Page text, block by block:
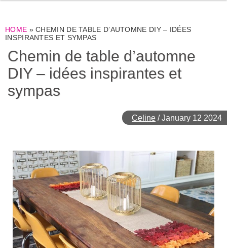
HOME »CHEMIN DE TABLE D’AUTOMNE DIY – IDÉES
INSPIRANTES ET SYMPAS
Chemin de table d’automne
DIY – idées inspirantes et
sympas
Celine /January 12 2024